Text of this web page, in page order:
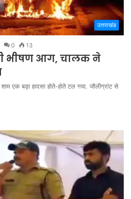
उत्तराखंड
0 13
भीषण आग, चालक ने
शाम एक बड़ा हादसा होते-होते टल गया. जौलीग्रांट से